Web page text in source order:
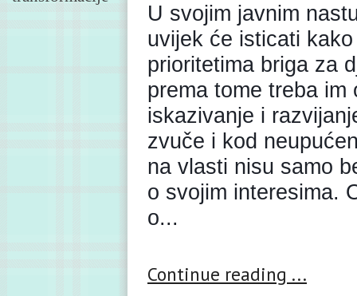
U svojim javnim
uvijek će isticati
prioritetima briga za
prema tome treba
iskazivanje i
zvuče i kod
na vlasti nisu samo
o svojim interesima.
o...
Continue reading ...